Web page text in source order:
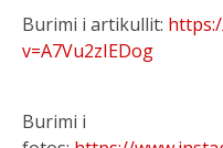
Burimi i artikullit:
v=A7Vu2zIEDog
Burimi i